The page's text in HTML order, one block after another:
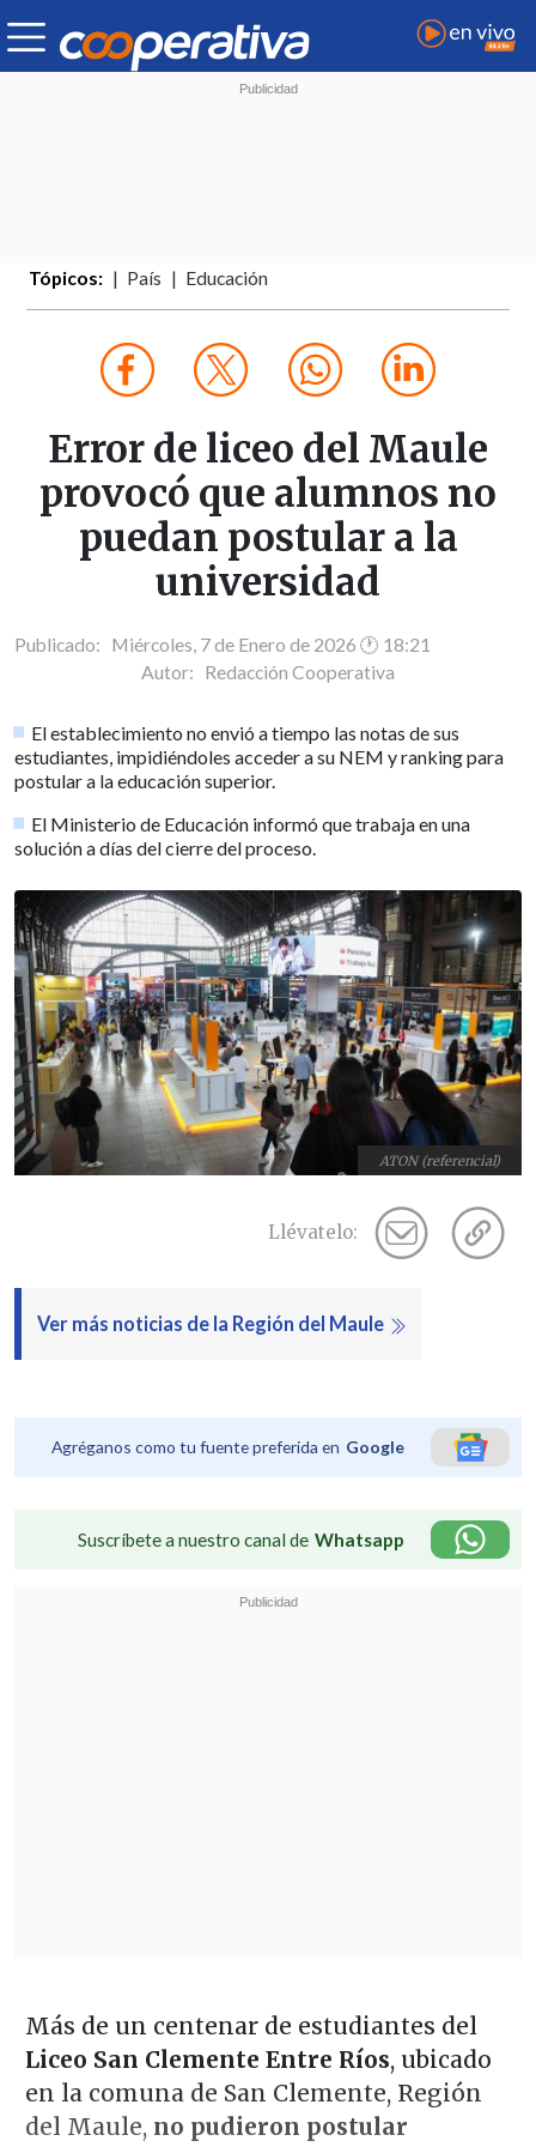
Tópicos: País Educación
Error de liceo del Maule
provocó que alumnos no
puedan postular a la
universidad
Publicado: Miércoles, 7 de Enero de 2026 🕐 18:21
Autor: Redacción Cooperativa
El establecimiento no envió a tiempo las notas de sus
estudiantes, impidiéndoles acceder a su NEM y ranking para
postular a la educación superior.
El Ministerio de Educación informó que trabaja en una
solución a días del cierre del proceso.
ATON (referencial)
Llévatelo:
Ver más noticias de la Región del Maule
Agréganos como tu fuente preferida en Google
Suscríbete a nuestro canal de Whatsapp
Más de un centenar de estudiantes del
Liceo San Clemente Entre Ríos, ubicado
en la comuna de San Clemente, Región
del Maule, no pudieron postular